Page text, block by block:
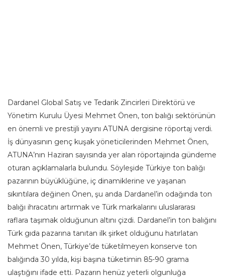
Dardanel Global Satış ve Tedarik Zincirleri Direktörü ve
Yönetim Kurulu Üyesi Mehmet Önen, ton balığı sektörünün
en önemli ve prestijli yayını ATUNA dergisine röportaj verdi.
İş dünyasının genç kuşak yöneticilerinden Mehmet Önen,
ATUNA’nın Haziran sayısında yer alan röportajında gündeme
oturan açıklamalarla bulundu. Söyleşide Türkiye ton balığı
pazarının büyüklüğüne, iç dinamiklerine ve yaşanan
sıkıntılara değinen Önen, şu anda Dardanel’in odağında ton
balığı ihracatını artırmak ve Türk markalarını uluslararası
raflara taşımak olduğunun altını çizdi. Dardanel’in ton balığını
Türk gıda pazarına tanıtan ilk şirket olduğunu hatırlatan
Mehmet Önen, Türkiye’de tüketilmeyen konserve ton
balığında 30 yılda, kişi başına tüketimin 85-90 grama
ulaştığını ifade etti. Pazarın henüz yeterli olgunluğa